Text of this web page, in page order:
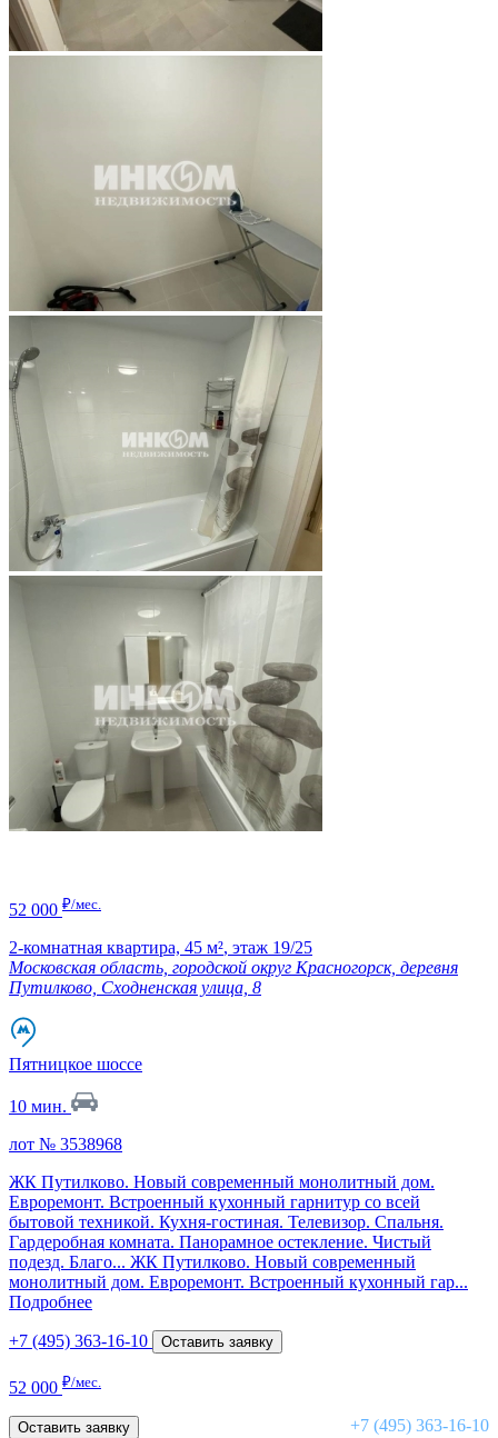
52 000 ₽/мес.
2-комнатная квартира, 45 м², этаж 19/25
Московская область, городской округ Красногорск, деревня
Путилково, Сходненская улица, 8
Пятницкое шоссе
10 мин.
лот № 3538968
ЖК Путилково. Новый современный монолитный дом.
Евроремонт. Встроенный кухонный гарнитур со всей
бытовой техникой. Кухня-гостиная. Телевизор. Спальня.
Гардеробная комната. Панорамное остекление. Чистый
подезд. Благо... ЖК Путилково. Новый современный
монолитный дом. Евроремонт. Встроенный кухонный гар...
Подробнее
+7 (495) 363-16-10 Оставить заявку
52 000 ₽/мес.
+7 (495) 363-16-10
Оставить заявку